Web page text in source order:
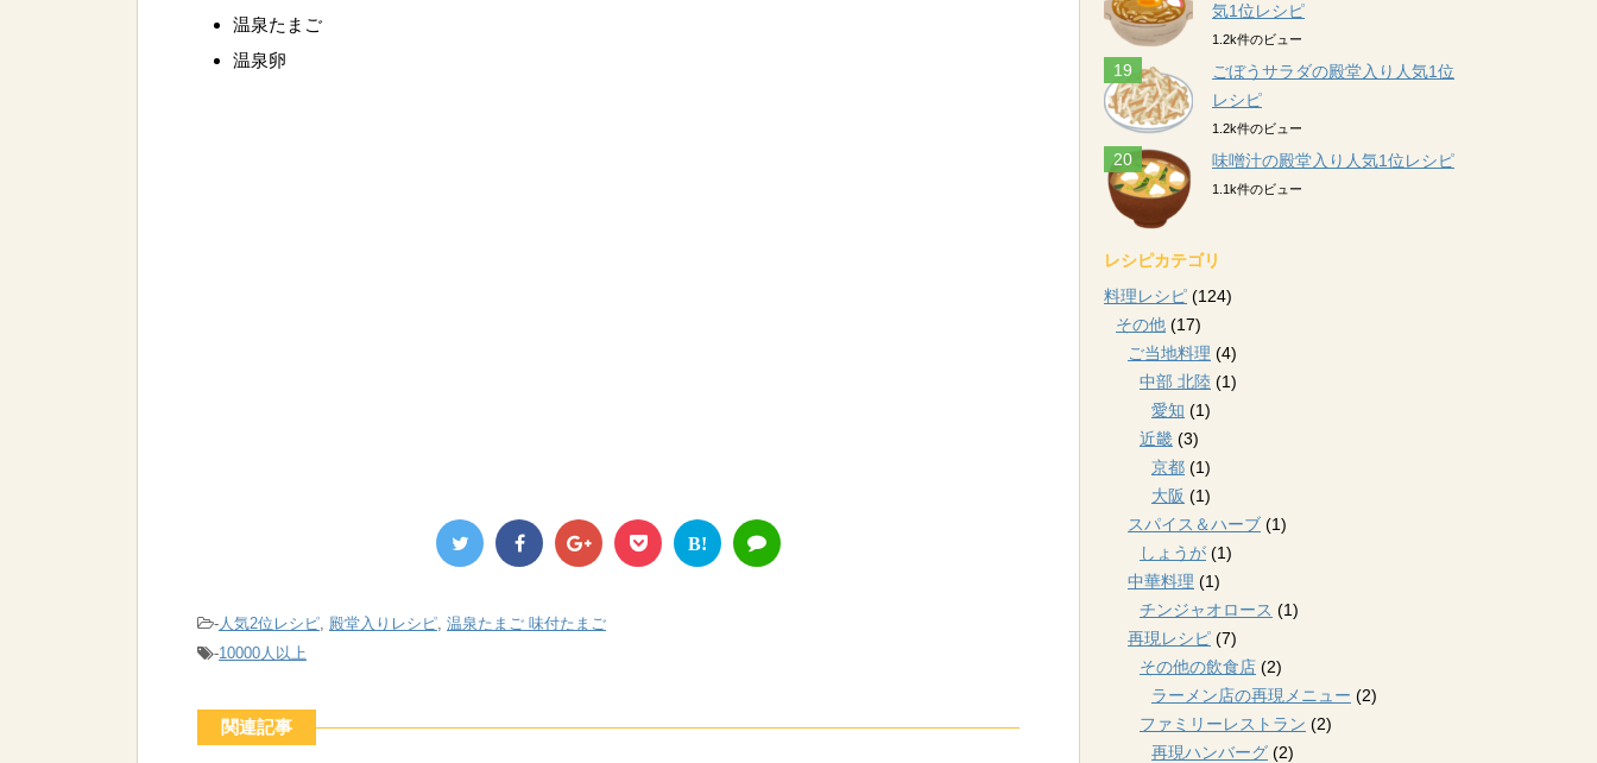
温泉たまご
温泉卵
B!
-人気2位レシピ, 殿堂入りレシピ, 温泉たまご 味付たまご
-10000人以上
関連記事
気1位レシピ
1.2k件のビュー
ごぼうサラダの殿堂入り人気1位
レシピ
1.2k件のビュー
味噌汁の殿堂入り人気1位レシピ
1.1k件のビュー
レシピカテゴリ
料理レシピ (124)
その他 (17)
ご当地料理 (4)
中部 北陸 (1)
愛知 (1)
近畿 (3)
京都 (1)
大阪 (1)
スパイス＆ハーブ (1)
しょうが (1)
中華料理 (1)
チンジャオロース (1)
再現レシピ (7)
その他の飲食店 (2)
ラーメン店の再現メニュー (2)
ファミリーレストラン (2)
再現ハンバーグ (2)